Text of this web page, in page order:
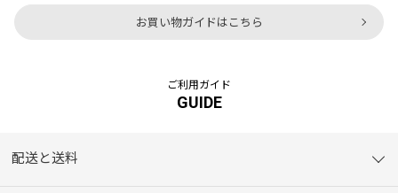
お買い物ガイドはこちら
ご利用ガイド
GUIDE
配送と送料